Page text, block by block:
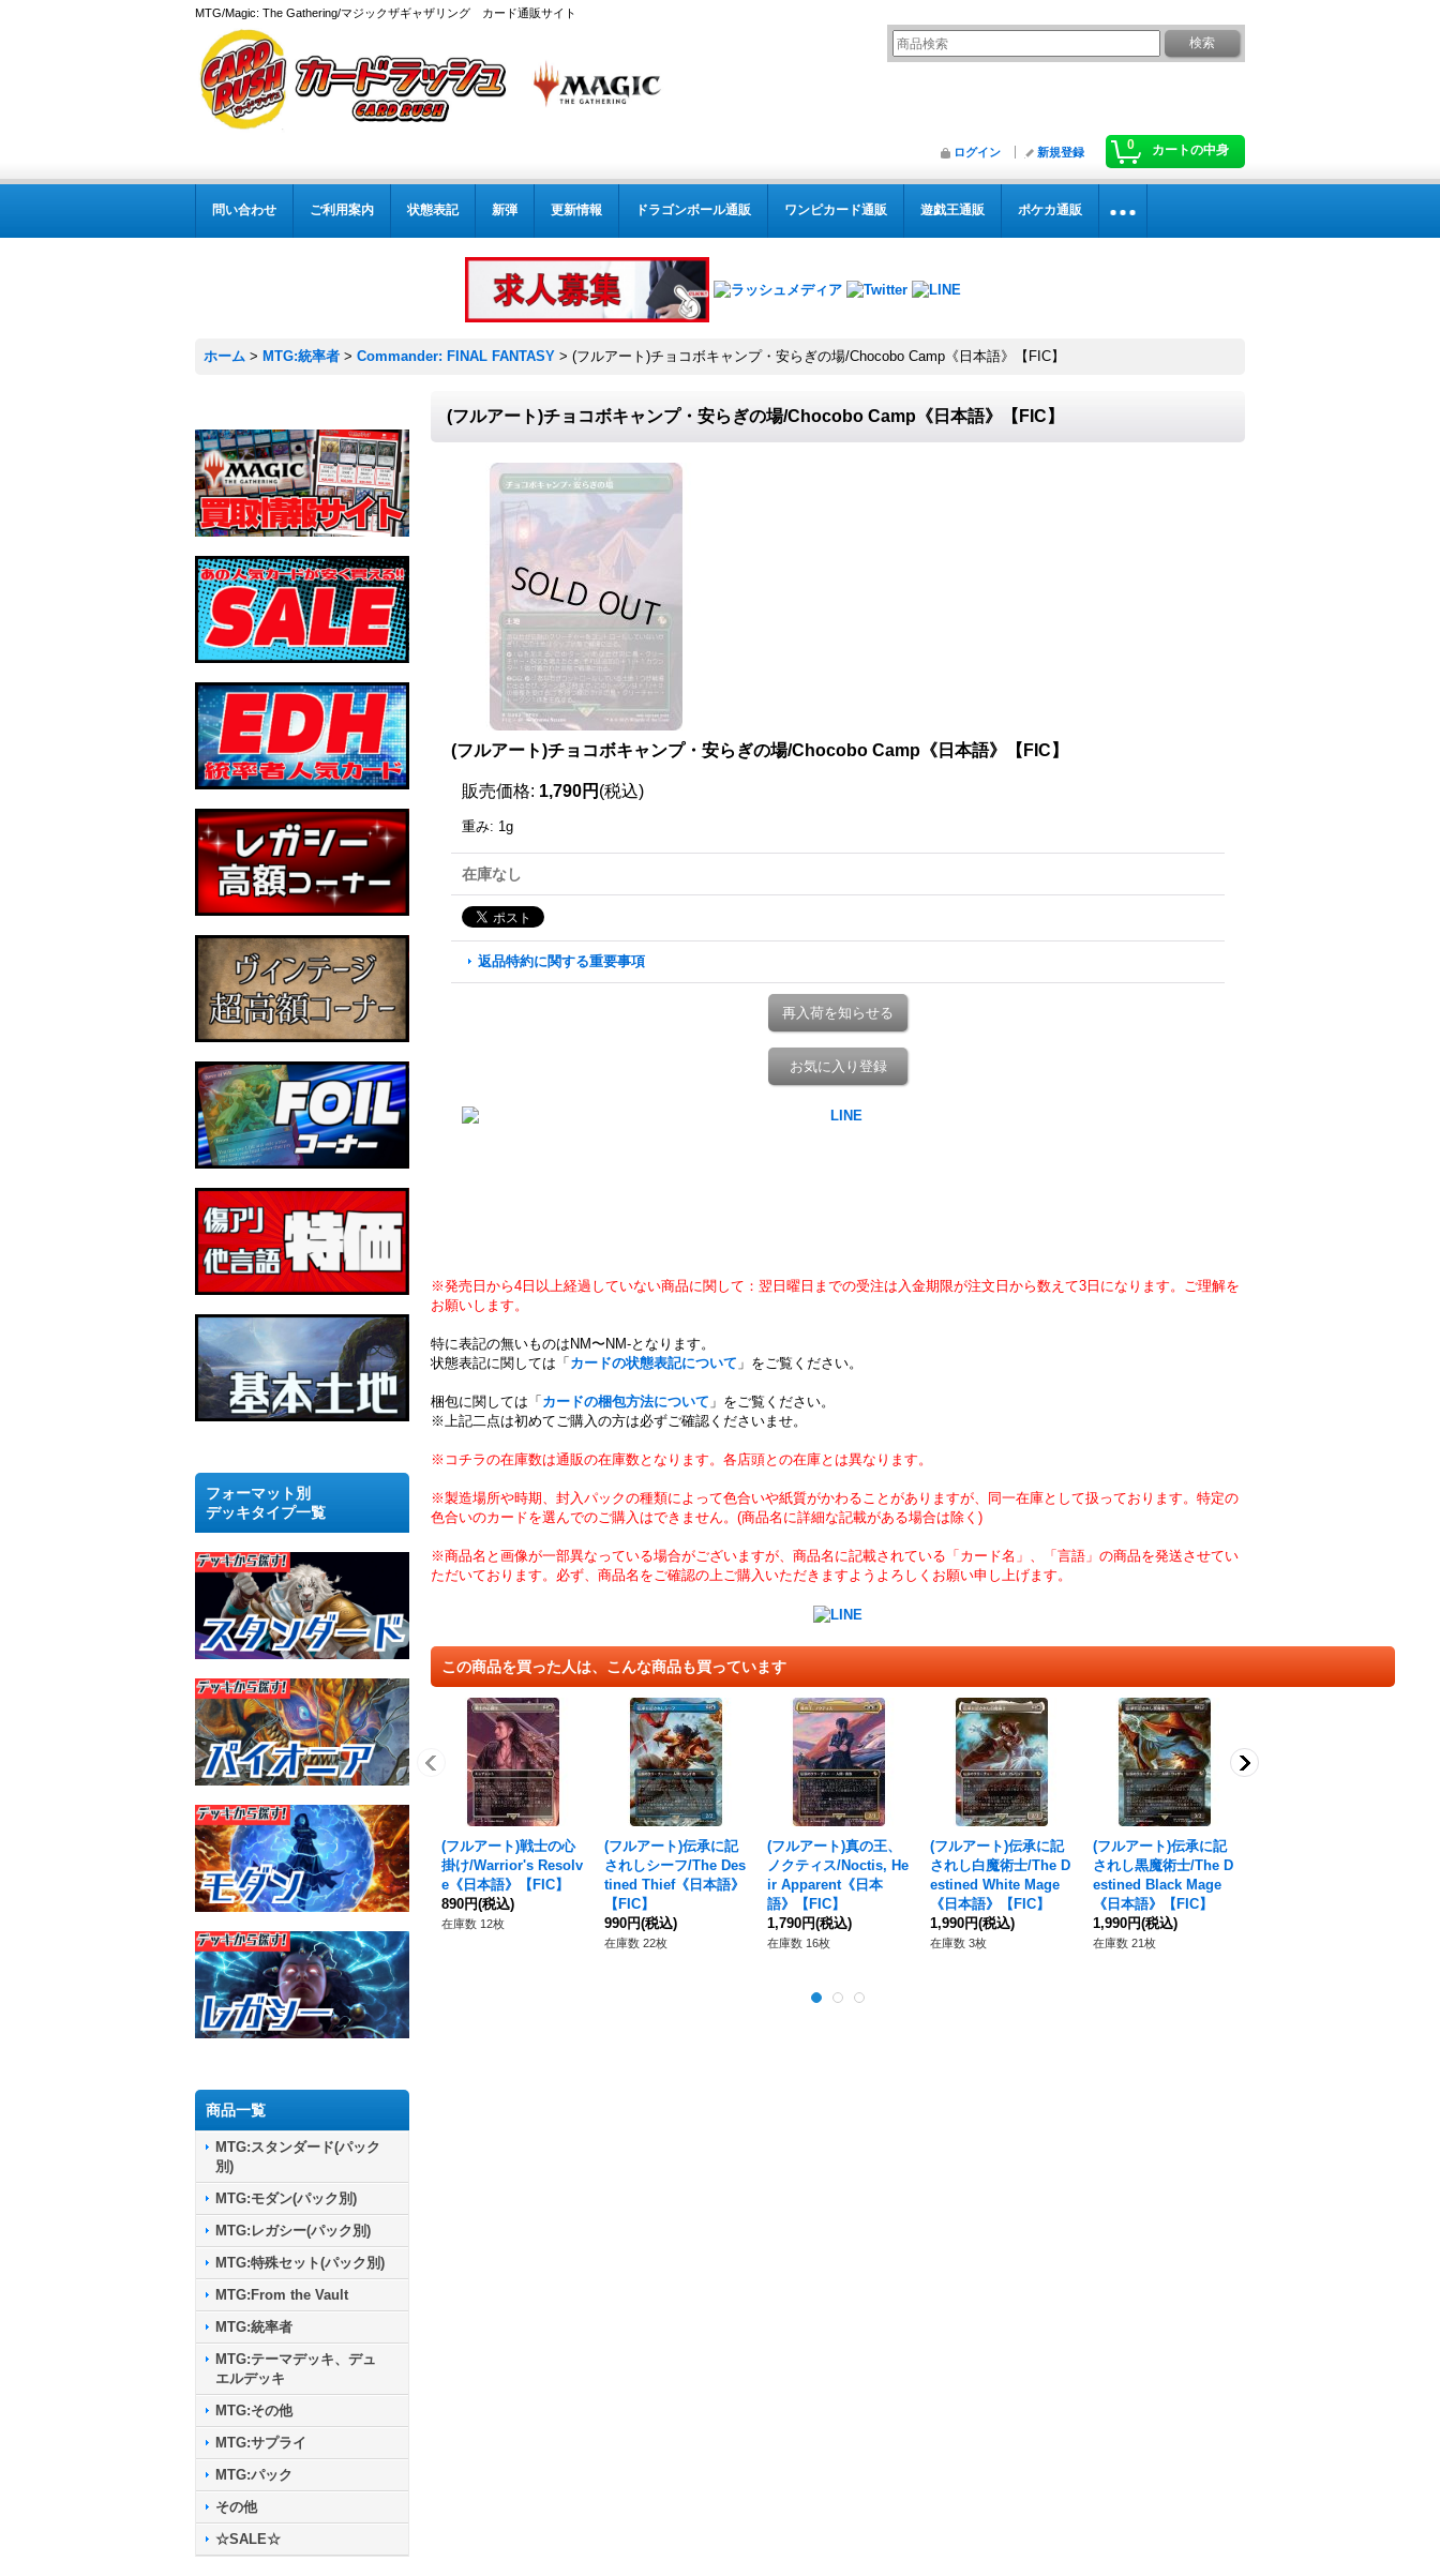
MTG/Magic: The Gathering/マジックザギャザリング カード通販サイト
0 カートの中身
ログイン 新規登録
問い合わせ ご利用案内 状態表記 新弾 更新情報 ドラゴンボール通販 ワンピカード通販 遊戯王通販 ポケカ通販
ホーム > MTG:統率者 > Commander: FINAL FANTASY > (フルアート)チョコボキャンプ・安らぎの場/Chocobo Camp《日本語》【FIC】
フォーマット別
デッキタイプ一覧
商品一覧
MTG:スタンダード(パック
別)
MTG:モダン(パック別)
MTG:レガシー(パック別)
MTG:特殊セット(パック別)
MTG:From the Vault
MTG:統率者
MTG:テーマデッキ、デュ
エルデッキ
MTG:その他
MTG:サプライ
MTG:パック
その他
☆SALE☆
(フルアート)チョコボキャンプ・安らぎの場/Chocobo Camp《日本語》【FIC】
(フルアート)チョコボキャンプ・安らぎの場/Chocobo Camp《日本語》【FIC】
販売価格: 1,790円 (税込)
重み: 1g
在庫なし
返品特約に関する重要事項
再入荷を知らせる
お気に入り登録
※発売日から4日以上経過していない商品に関して：翌日曜日までの受注は入金期限が注文日から数えて3日になります。ご理解を
お願いします。
特に表記の無いものはNM〜NM-となります。
状態表記に関しては「 カードの状態表記について 」をご覧ください。
梱包に関しては「 カードの梱包方法について 」をご覧ください。
※上記二点は初めてご購入の方は必ずご確認くださいませ。
※コチラの在庫数は通販の在庫数となります。各店頭との在庫とは異なります。
※製造場所や時期、封入パックの種類によって色合いや紙質がかわることがありますが、同一在庫として扱っております。特定の
色合いのカードを選んでのご購入はできません。(商品名に詳細な記載がある場合は除く)
※商品名と画像が一部異なっている場合がございますが、商品名に記載されている「カード名」、「言語」の商品を発送させてい
ただいております。必ず、商品名をご確認の上ご購入いただきますようよろしくお願い申し上げます。
この商品を買った人は、こんな商品も買っています
(フルアート)戦士の心
掛け/Warrior's Resolv
e《日本語》【FIC】
890円(税込)
在庫数 12枚
(フルアート)伝承に記
されしシーフ/The Des
tined Thief《日本語》
【FIC】
990円(税込)
在庫数 22枚
(フルアート)真の王、
ノクティス/Noctis, He
ir Apparent《日本
語》【FIC】
1,790円(税込)
在庫数 16枚
(フルアート)伝承に記
されし白魔術士/The D
estined White Mage
《日本語》【FIC】
1,990円(税込)
在庫数 3枚
(フルアート)伝承に記
されし黒魔術士/The D
estined Black Mage
《日本語》【FIC】
1,990円(税込)
在庫数 21枚